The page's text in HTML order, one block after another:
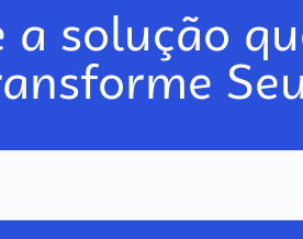
a solução